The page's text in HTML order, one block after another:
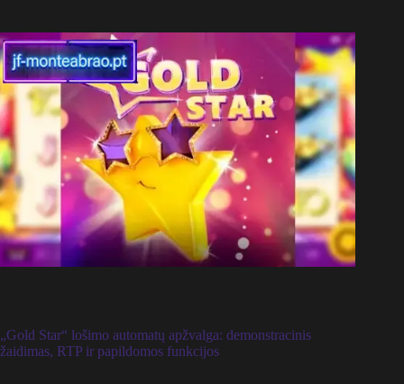
„Gold Star“ lošimo automatų apžvalga: demonstracinis
žaidimas, RTP ir papildomos funkcijos